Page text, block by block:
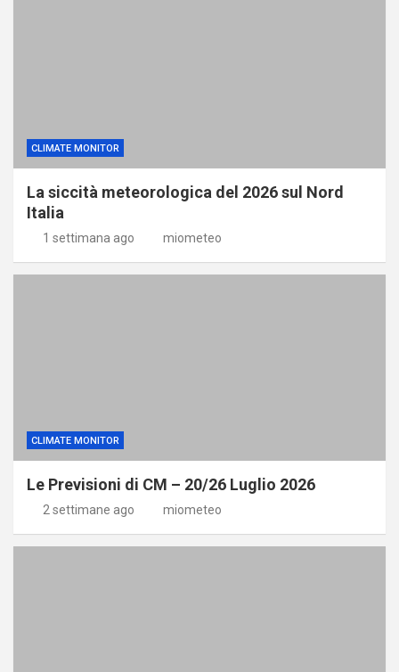
CLIMATE MONITOR
La siccità meteorologica del 2026 sul Nord
Italia
1 settimana ago miometeo
CLIMATE MONITOR
Le Previsioni di CM – 20/26 Luglio 2026
2 settimane ago miometeo